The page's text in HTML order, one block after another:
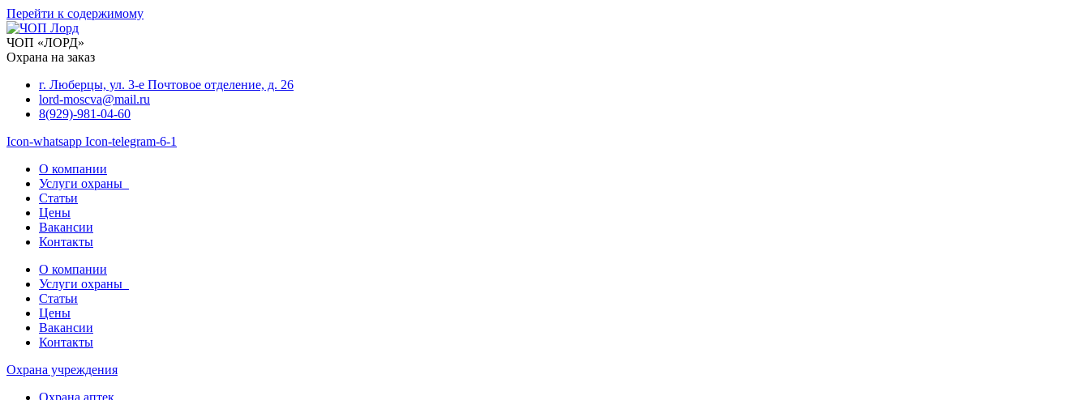
Перейти к содержимому
ЧОП «ЛОРД»
Охрана на заказ
г. Люберцы, ул. 3-е Почтовое отделение, д. 26
lord-moscva@mail.ru
8(929)-981-04-60
Icon-whatsapp Icon-telegram-6-1
О компании
Услуги охраны
Статьи
Цены
Вакансии
Контакты
О компании
Услуги охраны
Статьи
Цены
Вакансии
Контакты
Охрана учреждения
Охрана аптек